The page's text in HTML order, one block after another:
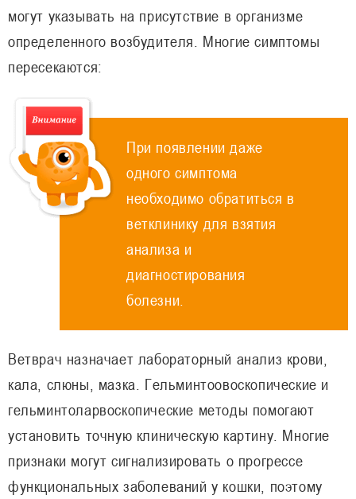
могут указывать на присутствие в организме
определенного возбудителя. Многие симптомы
пересекаются:
При появлении даже
одного симптома
необходимо обратиться в
ветклинику для взятия
анализа и
диагностирования
болезни.
Ветврач назначает лабораторный анализ крови,
кала, слюны, мазка. Гельминтоовоскопические и
гельминтоларвоскопические методы помогают
установить точную клиническую картину. Многие
признаки могут сигнализировать о прогрессе
функциональных заболеваний у кошки, поэтому